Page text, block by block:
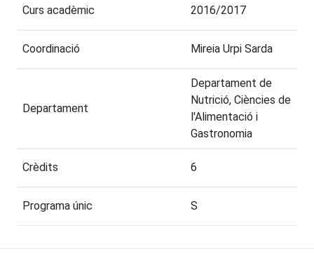
Curs acadèmic 2016/2017
Coordinació Mireia Urpi Sarda
Departament
Departament de
Nutrició, Ciències de
l'Alimentació i
Gastronomia
Crèdits 6
Programa únic S